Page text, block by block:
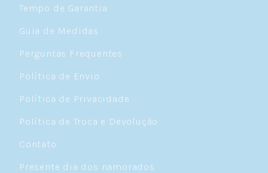
Tempo de Garantia
Guia de Medidas
Perguntas Frequentes
Política de Envio
Política de Privacidade
Política de Troca e Devolução
Contato
Presente dia dos namorados